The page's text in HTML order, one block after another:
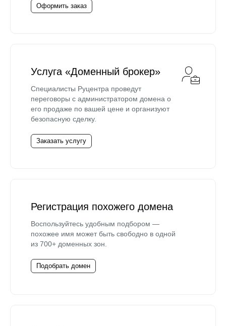
Оформить заказ
Услуга «Доменный брокер»
Специалисты Руцентра проведут
переговоры с администратором домена о
его продаже по вашей цене и организуют
безопасную сделку.
Заказать услугу
Регистрация похожего домена
Воспользуйтесь удобным подбором —
похожее имя может быть свободно в одной
из 700+ доменных зон.
Подобрать домен